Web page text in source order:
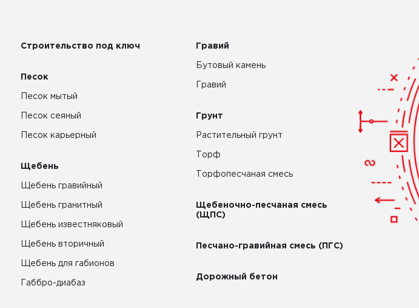
Строительство под ключ
Песок
Песок мытый
Песок сеяный
Песок карьерный
Щебень
Щебень гравийный
Щебень гранитный
Щебень известняковый
Щебень вторичный
Щебень для габионов
Габбро-диабаз
Гравий
Бутовый камень
Гравий
Грунт
Растительный грунт
Торф
Торфопесчаная смесь
Щебеночно-песчаная смесь
(ЩПС)
Песчано-гравийная смесь (ПГС)
Дорожный бетон